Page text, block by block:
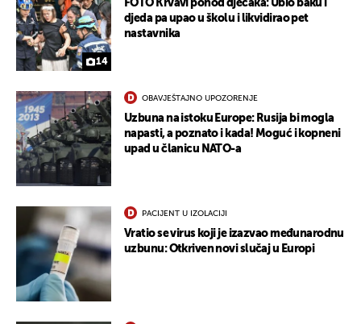
14
FOTO Krvavi pohod dječaka: Ubio baku i
djeda pa upao u školu i likvidirao pet
nastavnika
OBAVJEŠTAJNO UPOZORENJE
Uzbuna na istoku Europe: Rusija bi mogla
napasti, a poznato i kada! Moguć i kopneni
upad u članicu NATO-a
PACIJENT U IZOLACIJI
Vratio se virus koji je izazvao međunarodnu
uzbunu: Otkriven novi slučaj u Europi
UKLJUČITE NOTIFIKACIJE